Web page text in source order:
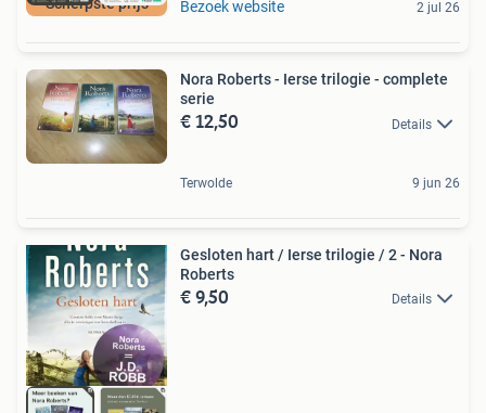
Scherpste prijs Bezoek website 2 jul 26
Nora Roberts - Ierse trilogie - complete
serie
€ 12,50 Details
Terwolde 9 jun 26
Gesloten hart / Ierse trilogie / 2 - Nora
Roberts
€ 9,50 Details